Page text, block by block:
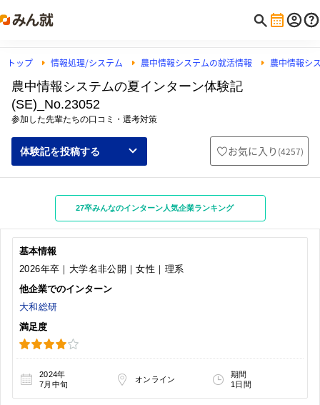
トップ 情報処理/システム 農中情報システムの就活情報 農中情報シ
農中情報システムの夏インターン体験記
(SE)_No.23052
参加した先輩たちの口コミ・選考対策
体験記を投稿する お気に入り (4257)
27卒みんなのインターン人気企業ランキング
基本情報
2026年卒｜大学名非公開｜女性｜理系
他企業でのインターン
大和総研
満足度
2024年
7月中旬
オンライン
期間
1日間